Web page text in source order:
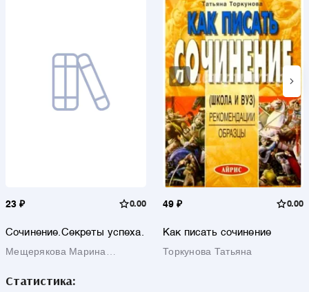
23 ₽ 0.00
Сочинение.Секреты успеха.
Мещерякова Марина
49 ₽ 0.00
Как писать сочинение
Торкунова Татьяна
Статистика: